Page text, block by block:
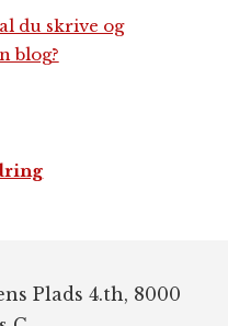
du skrive og
blog?
Plads 4.th, 8000